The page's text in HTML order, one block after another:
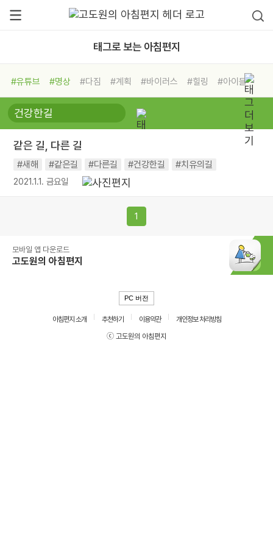
태그로 보는 아침편지
#유튜브 #명상 #다짐 #계획 #바이러스 #힐링
#아이들
#비전캠프
#독서캠프 #삶
#희망
#나눔 #친구 #링컨학교
#독서
#건강 #면역력
같은 길, 다른 길
#새해 #같은길 #다른길 #건강한길 #치유의길
2021.1.1. 금요일
1
모바일 앱 다운로드
고도원의 아침편지
PC 버전
아침편지 소개 추천하기 이용약관
개인정보 처리방침
ⓒ 고도원의 아침편지